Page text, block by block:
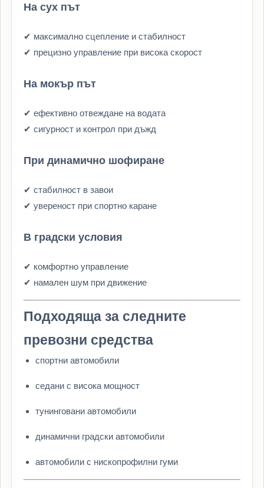
На сух път
✔ максимално сцепление и стабилност
✔ прецизно управление при висока скорост
На мокър път
✔ ефективно отвеждане на водата
✔ сигурност и контрол при дъжд
При динамично шофиране
✔ стабилност в завои
✔ увереност при спортно каране
В градски условия
✔ комфортно управление
✔ намален шум при движение
Подходяща за следните
превозни средства
спортни автомобили
седани с висока мощност
тунинговани автомобили
динамични градски автомобили
автомобили с нископрофилни гуми